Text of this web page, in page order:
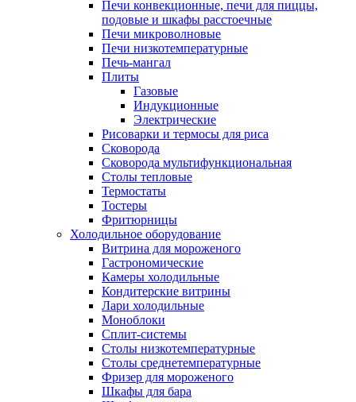
Печи конвекционные, печи для пиццы,
подовые и шкафы расстоечные
Печи микроволновые
Печи низкотемпературные
Печь-мангал
Плиты
Газовые
Индукционные
Электрические
Рисоварки и термосы для риса
Сковорода
Сковорода мультифункциональная
Столы тепловые
Термостаты
Тостеры
Фритюрницы
Холодильное оборудование
Витрина для мороженого
Гастрономические
Камеры холодильные
Кондитерские витрины
Лари холодильные
Моноблоки
Сплит-системы
Столы низкотемпературные
Столы среднетемпературные
Фризер для мороженого
Шкафы для бара